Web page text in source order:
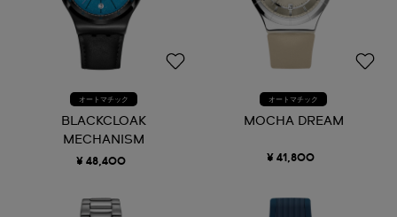
オートマチック
BLACKCLOAK
MECHANISM
¥ 48,400
オートマチック
MOCHA DREAM
¥ 41,800